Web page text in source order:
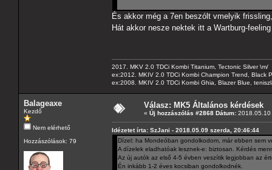
És akkor még a 7en beszólt vmelyik
Hát akkor nesze nektek itt a Wartburg-
2017. MKV 2.0 TDCi Kombi Titanium, Tectonic Silver \m/
ex:2012. MKIV 2.0 TDCi Kombi Champion Trend, Black
ex:2008. MKIV 2.0 TDCi Kombi Ghia, Blazer Blue,
Balageaxe
Kezdő
Nem elérhető
Hozzászólások: 79
Válasz: MK5 Általános kérdések
« Új hozzászólás #2868 Dátum: 2018.05.10
Idézetet írta: SzJani - 2018.05.09 szerda, 20:46:44
Dízel: ha Mondeóban gondolkodom, már ebben sem
A dízelek eladhatóak lesznek-e: biztosan. Kérdés
Az új autók az első 4-5 évben veszítik legjobban az
Én inkább 1-2 éves kocsiban gondolkodnék.